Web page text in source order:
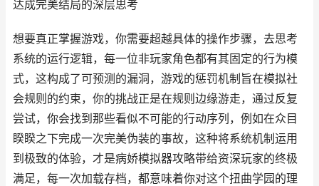
达成完美结局的深层思考
想要真正掌握游戏，你需要超越具体的操作步骤，去思考
系统的运行逻辑，每一位非玩家角色都有其固定的行为模
式，这构成了可预测的漏洞，游戏的惩罚机制旨在模拟社
会规则的约束，你的挑战正是在规则边缘游走，通过反复
尝试，你会找到那些看似不可能的行动序列，例如在众目
睽睽之下完成一次完美伪装的事故，这种将系统机制运用
到极致的体验，才是病娇模拟器攻略带给资深玩家的终极
满足，每一次加载存档，都意味着你对这个扭曲学园的理